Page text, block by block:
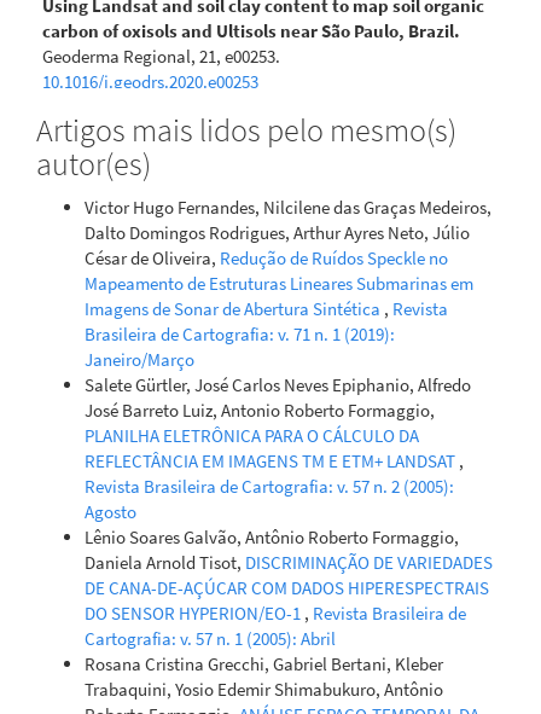
Using Landsat and soil clay content to map soil organic
carbon of oxisols and Ultisols near São Paulo, Brazil.
Geoderma Regional, 21, e00253.
10.1016/j.geodrs.2020.e00253
Diego F.U. Salazar, José A.M. Demattê, Luiz E. Vicente, Clécia
Manuela C. de C. Padilha, Wanderson De S. Mendes(2020)
Emissivity of agricultural soil attributes in southeastern
Brazil via terrestrial and satellite sensors.Geoderma,
361, 114038.
10.1016/j.geoderma.2019.114038
Ana Cláudia dos Santos Luciano, Michelle Cristina Araújo
Picoli, Jansle Vieira Rocha, Daniel Garbellini Duft, Rubens
Augusto Camargo Lamparelli, Manoel Regis Lima Verde Leal,
Guerric Le Maire(2019)
A generalized space-time OBIA classification scheme to
map sugarcane areas at regional scale, using Landsat
images time-series and the random forest algorithm.
International Journal of Applied Earth Observation and
Geoinformation, 80, 127.
10.1016/j.jag.2019.04.013
Artigos mais lidos pelo mesmo(s)
autor(es)
Victor Hugo Fernandes, Nilcilene das Graças Medeiros,
Dalto Domingos Rodrigues, Arthur Ayres Neto, Júlio
César de Oliveira, Redução de Ruídos Speckle no
Mapeamento de Estruturas Lineares Submarinas em
Imagens de Sonar de Abertura Sintética , Revista
Brasileira de Cartografia: v. 71 n. 1 (2019):
Janeiro/Março
Salete Gürtler, José Carlos Neves Epiphanio, Alfredo
José Barreto Luiz, Antonio Roberto Formaggio,
PLANILHA ELETRÔNICA PARA O CÁLCULO DA
REFLECTÂNCIA EM IMAGENS TM E ETM+ LANDSAT ,
Revista Brasileira de Cartografia: v. 57 n. 2 (2005):
Agosto
Lênio Soares Galvão, Antônio Roberto Formaggio,
Daniela Arnold Tisot, DISCRIMINAÇÃO DE VARIEDADES
DE CANA-DE-AÇÚCAR COM DADOS HIPERESPECTRAIS
DO SENSOR HYPERION/EO-1 , Revista Brasileira de
Cartografia: v. 57 n. 1 (2005): Abril
Rosana Cristina Grecchi, Gabriel Bertani, Kleber
Trabaquini, Yosio Edemir Shimabukuro, Antônio